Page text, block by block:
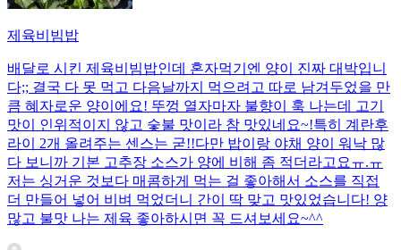
제육비빔밥
배달로 시킨 제육비빔밥인데 혼자먹기엔 양이 진짜 대박입니
다;; 결국 다 못 먹고 다음날까지 먹으려고 따로 남겨두었을 만
큼 혜자로운 양이에요! 뚜껑 열자마자 불향이 훅 나는데 고기
맛이 인위적이지 않고 숯불 맛이라 참 맛있네요~!특히 계란후
라이 2개 올려주는 센스는 굳!! ​다만 밥이랑 야채 양이 워낙 많
다 보니까 기본 고추장 소스가 양에 비해 좀 적더라고요ㅠ.ㅠ
저는 싱거운 것보다 매콤하게 먹는 걸 좋아해서 소스를 직접
더 만들어 넣어 비벼 먹었더니 간이 딱 맞고 맛있었습니다! 양
많고 불맛 나는 제육 좋아하시면 꼭 드셔보세요~^^